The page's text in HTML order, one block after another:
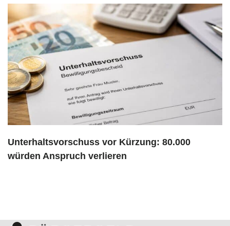
Unterhaltsvorschuss vor Kürzung: 80.000
würden Anspruch verlieren